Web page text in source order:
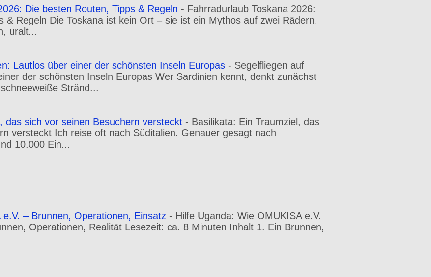
Die besten Routen, Tipps & Regeln - Fahrradurlaub Toskana 2026:
& Regeln Die Toskana ist kein Ort – sie ist ein Mythos auf zwei Rädern.
uralt...
Lautlos über einer der schönsten Inseln Europas - Segelfliegen auf
der schönsten Inseln Europas Wer Sardinien kennt, denkt zunächst
Stränd...
das sich vor seinen Besuchern versteckt - Basilikata: Ein Traumziel, das
versteckt Ich reise oft nach Süditalien. Genauer gesagt nach
10.000 Ein...
– Brunnen, Operationen, Einsatz - Hilfe Uganda: Wie OMUKISA e.V.
Operationen, Realität Lesezeit: ca. 8 Minuten Inhalt 1. Ein Brunnen,